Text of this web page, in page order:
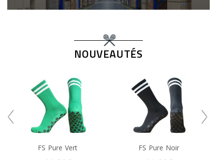
NOUVEAUTÉS
FS Pure Vert FS Pure Noir